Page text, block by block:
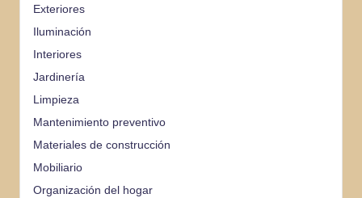
Exteriores
Iluminación
Interiores
Jardinería
Limpieza
Mantenimiento preventivo
Materiales de construcción
Mobiliario
Organización del hogar